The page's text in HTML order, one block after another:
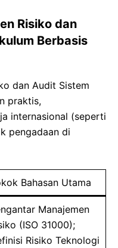
Risiko dan
Berbasis
dan Audit Sistem
praktis,
internasional (seperti
pengadaan di
Bahasan Utama
Manajemen
(ISO 31000);
Risiko Teknologi